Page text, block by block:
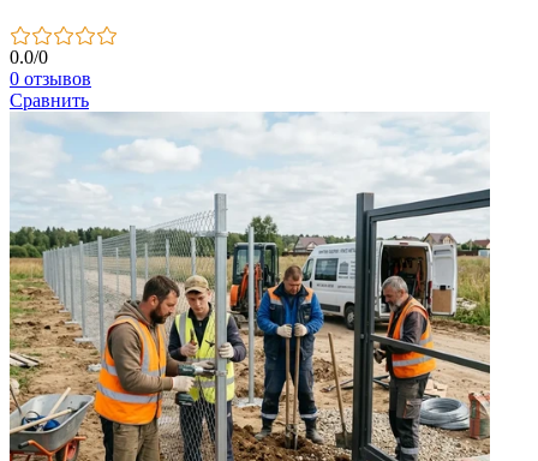
0.0/0
0 отзывов
Сравнить